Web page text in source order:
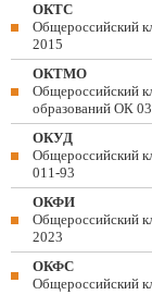
ОКТС
Общероссийский
2015
ОКТМО
Общероссийский
образований ОК
ОКУД
Общероссийский
011-93
ОКФИ
Общероссийский
2023
ОКФС
Общероссийский